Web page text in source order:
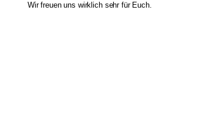
Wir freuen uns wirklich sehr für Euch.